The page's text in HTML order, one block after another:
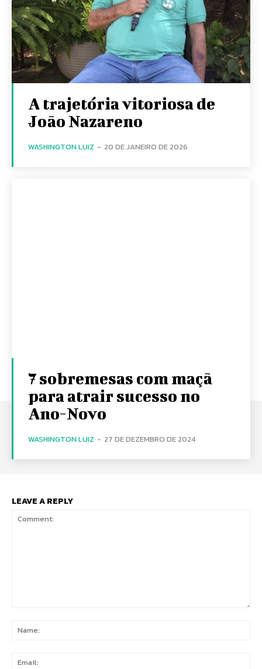
A trajetória vitoriosa de
João Nazareno
WASHINGTON LUIZ - 20 DE JANEIRO DE 2026
7 sobremesas com maçã
para atrair sucesso no
Ano-Novo
WASHINGTON LUIZ - 27 DE DEZEMBRO DE 2024
LEAVE A REPLY